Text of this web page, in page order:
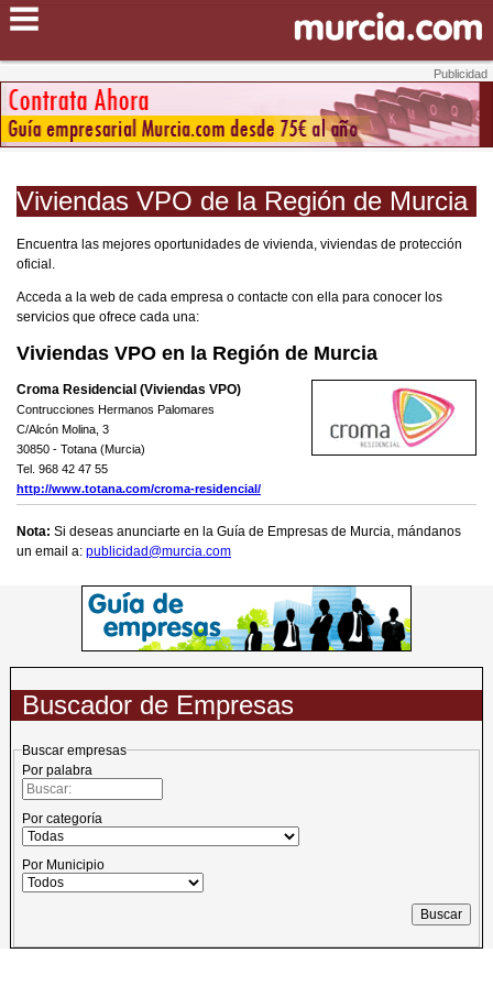
Viviendas VPO de la Región de Murcia
Encuentra las mejores oportunidades de vivienda, viviendas de protección
oficial.
Acceda a la web de cada empresa o contacte con ella para conocer los
servicios que ofrece cada una:
Viviendas VPO en la Región de Murcia
Croma Residencial (Viviendas VPO)
Contrucciones Hermanos Palomares
C/Alcón Molina, 3
30850 - Totana (Murcia)
Tel. 968 42 47 55
http://www.totana.com/croma-residencial/
Nota: Si deseas anunciarte en la Guía de Empresas de Murcia, mándanos
un email a: publicidad@murcia.com
Buscador de Empresas
Buscar empresas
Por palabra
Por categoría
Por Municipio